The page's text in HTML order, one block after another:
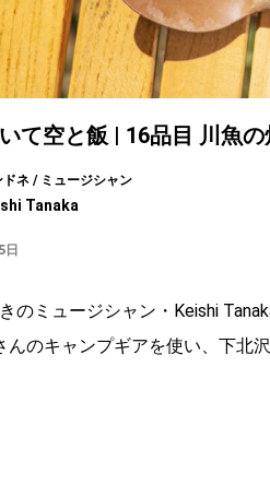
て空と飯 | 16品目 川魚
ドネ / ミュージシャン
Tanaka
のミュージシャン・Keishi
んのキャンプギアを使い、下北